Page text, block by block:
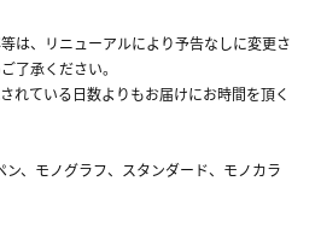
は、リニューアルにより予告なしに変更さ
了承ください。
れている日数よりもお届けにお時間を頂く
ン、モノグラフ、スタンダード、モノカラ